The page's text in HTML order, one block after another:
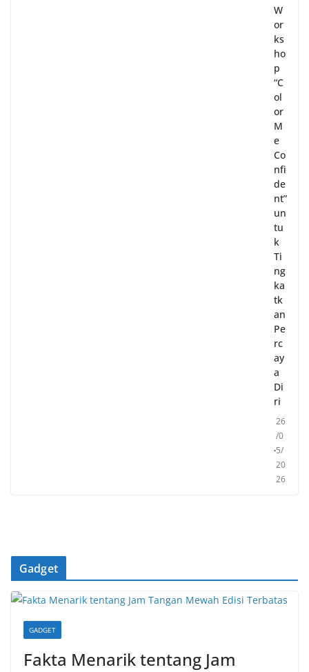
W
or
ks
ho
p
“C
ol
or
M
e
Co
nfi
de
nt”
un
tu
k
Ti
ng
ka
tk
an
Pe
rc
ay
a
Di
ri
26
/0
5/
20
26
Gadget
GADGET
Fakta Menarik tentang Jam